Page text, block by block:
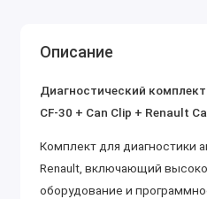
Описание
Диагностический
CF-30 + Can Clip + Renault
Комплект для диагностики
Renault, включающий
оборудование и